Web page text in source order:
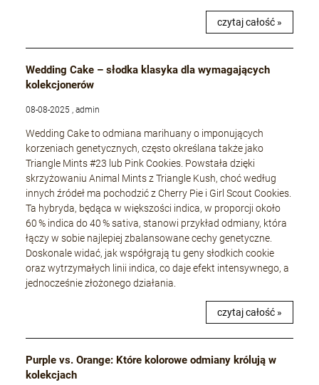
czytaj całość »
Wedding Cake – słodka klasyka dla wymagających
kolekcjonerów
08-08-2025 , admin
Wedding Cake to odmiana marihuany o imponujących
korzeniach genetycznych, często określana także jako
Triangle Mints #23 lub Pink Cookies. Powstała dzięki
skrzyżowaniu Animal Mints z Triangle Kush, choć według
innych źródeł ma pochodzić z Cherry Pie i Girl Scout Cookies.
Ta hybryda, będąca w większości indica, w proporcji około
60 % indica do 40 % sativa, stanowi przykład odmiany, która
łączy w sobie najlepiej zbalansowane cechy genetyczne.
Doskonale widać, jak współgrają tu geny słodkich cookie
oraz wytrzymałych linii indica, co daje efekt intensywnego, a
jednocześnie złożonego działania.
czytaj całość »
Purple vs. Orange: Które kolorowe odmiany królują w
kolekcjach